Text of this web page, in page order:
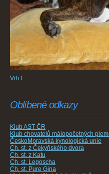
Vrh E
Oblíbené odkazy
Klub AST ČR
Klub chovatelů málopočetných
ČeskoMoravská kynologická unie
Ch. st. z Čekyňského dvora
Ch. st. z Katu
Ch. st. Legoscha
Ch. st. Pure Gina